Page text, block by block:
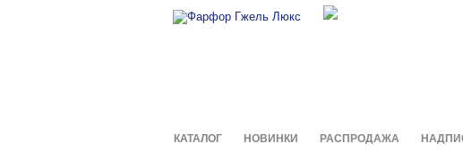
КАТАЛОГ НОВИНКИ РАСПРОДАЖА